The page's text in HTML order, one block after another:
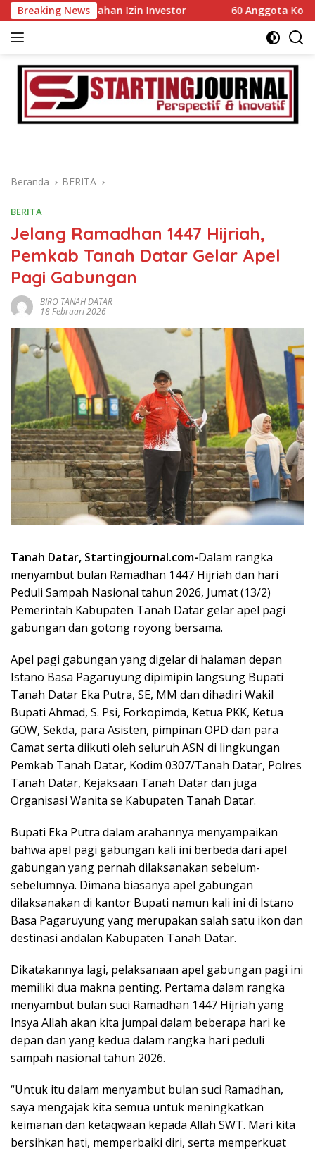
Langsung
ke
konten
Breaking News
Izin Investor 60 Anggota Kontingen Kwarcab
Beranda BERITA
BERITA
Jelang Ramadhan 1447 Hijriah,
Pemkab Tanah Datar Gelar Apel
Pagi Gabungan
BIRO TANAH DATAR
18 Februari 2026
Tanah Datar, Startingjournal.com-Dalam rangka
menyambut bulan Ramadhan 1447 Hijriah dan hari
Peduli Sampah Nasional tahun 2026, Jumat (13/2)
Pemerintah Kabupaten Tanah Datar gelar apel pagi
gabungan dan gotong royong bersama.
Apel pagi gabungan yang digelar di halaman depan
Istano Basa Pagaruyung dipimipin langsung Bupati
Tanah Datar Eka Putra, SE, MM dan dihadiri Wakil
Bupati Ahmad, S. Psi, Forkopimda, Ketua PKK, Ketua
GOW, Sekda, para Asisten, pimpinan OPD dan para
Camat serta diikuti oleh seluruh ASN di lingkungan
Pemkab Tanah Datar, Kodim 0307/Tanah Datar, Polres
Tanah Datar, Kejaksaan Tanah Datar dan juga
Organisasi Wanita se Kabupaten Tanah Datar.
Bupati Eka Putra dalam arahannya menyampaikan
bahwa apel pagi gabungan kali ini berbeda dari apel
gabungan yang pernah dilaksanakan sebelum-
sebelumnya. Dimana biasanya apel gabungan
dilaksanakan di kantor Bupati namun kali ini di Istano
Basa Pagaruyung yang merupakan salah satu ikon dan
destinasi andalan Kabupaten Tanah Datar.
Dikatakannya lagi, pelaksanaan apel gabungan pagi ini
memiliki dua makna penting. Pertama dalam rangka
menyambut bulan suci Ramadhan 1447 Hijriah yang
Insya Allah akan kita jumpai dalam beberapa hari ke
depan dan yang kedua dalam rangka hari peduli
sampah nasional tahun 2026.
“Untuk itu dalam menyambut bulan suci Ramadhan,
saya mengajak kita semua untuk meningkatkan
keimanan dan ketaqwaan kepada Allah SWT. Mari kita
bersihkan hati, memperbaiki diri, serta memperkuat